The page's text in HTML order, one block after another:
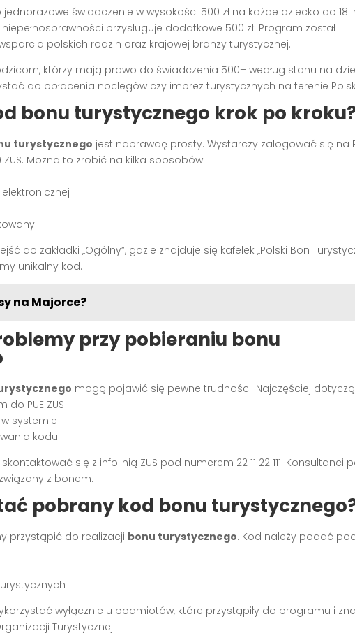
jednorazowe świadczenie w wysokości 500 zł na każde dziecko do 18.
przysługuje dodatkowe 500 zł. Program został
polskich rodzin oraz krajowej branży turystycznej.
którzy mają prawo do świadczenia 500+ według stanu na
do opłacenia noclegów czy imprez turystycznych na terenie
bonu turystycznego krok po
turystycznego jest naprawdę prosty. Wystarczy zalogować się na
ZUS. Można to zrobić na kilka sposobów:
do zakładki „Ogólny”, gdzie znajduje się kafelek „Polski Bon
unikalny kod.
na Majorce?
przy pobieraniu bonu
mogą pojawić się pewne trudności. Najczęściej
PUE ZUS
systemie
kodu
się z infolinią ZUS pod numerem 22 11 22 111. Konsultanci
z bonem.
pobrany kod bonu
przystąpić do realizacji bonu turystycznego. Kod należy podać
wyłącznie u podmiotów, które przystąpiły do programu i
Turystycznej.